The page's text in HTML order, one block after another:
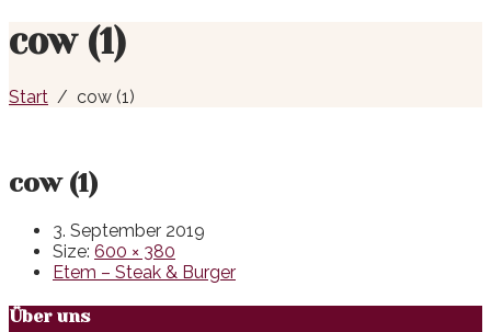
cow (1)
Start cow (1)
cow (1)
3. September 2019
Size: 600 × 380
Etem – Steak & Burger
Über uns